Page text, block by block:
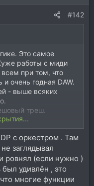
#142
Это самое
работы с миди
всем при том, что
очень годная DAW.
- выше всяких
треш.
никогда. Ни
с системой значит
с оркестром . Там
заглядывал
ровнял (если нужно )
удивлён , это
многие функции